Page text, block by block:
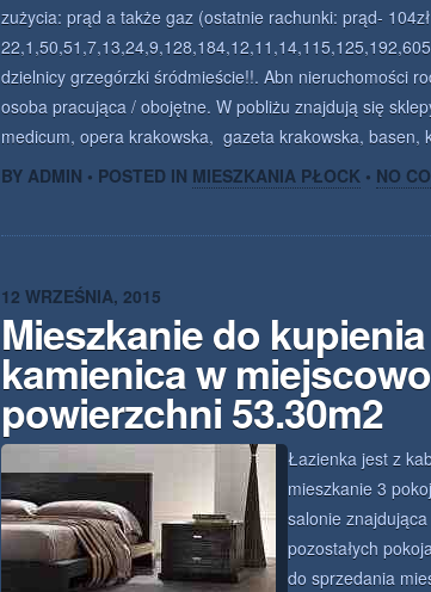
zużycia: prąd a także gaz (ostatnie rachunki: prąd-
dzielnicy grzegórzki śródmieście!!. Abn nieruchomości
osoba pracująca / obojętne. W pobliżu znajdują się
medicum, opera krakowska, gazeta krakowska, basen,
BY ADMIN • POSTED IN MIESZKANIA PŁOCK • NO
12 WRZEŚNIA, 2015
Mieszkanie do
kamienica w
powierzchni 53.30m2
Łazienka jest z
mieszkanie 3
salonie
pozostałych
do sprzedania